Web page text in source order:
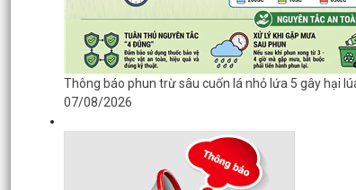
Thông báo phun trừ sâu cuốn lá nhỏ lứa 5 gây hại
07/08/2026